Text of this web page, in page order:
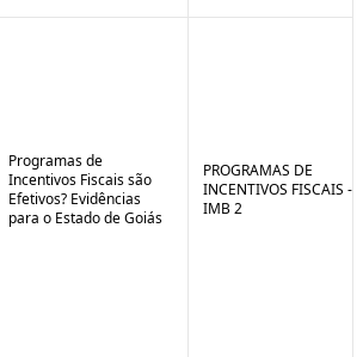
Programas de
Incentivos Fiscais são
Efetivos? Evidências
para o Estado de Goiás
PROGRAMAS DE
INCENTIVOS FISCAIS -
IMB 2